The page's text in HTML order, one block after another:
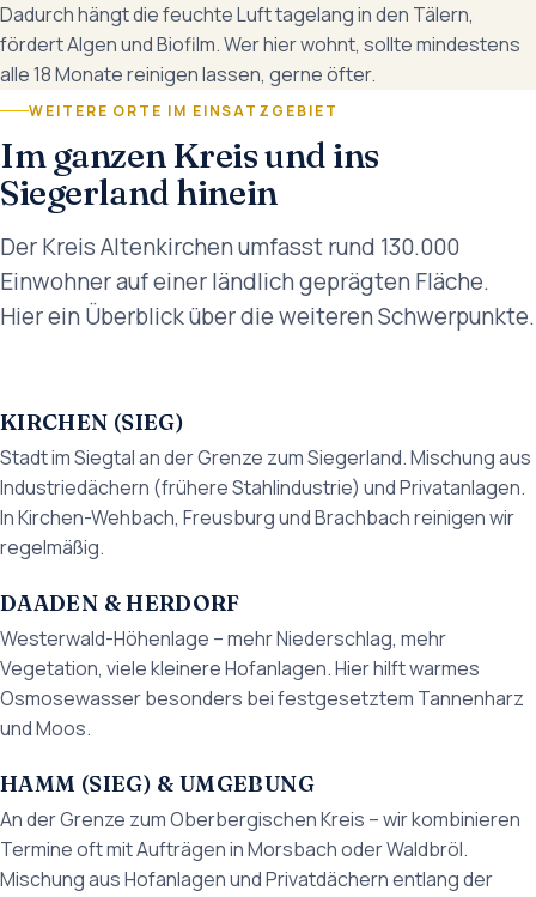
Dadurch hängt die feuchte Luft tagelang in den Tälern,
fördert Algen und Biofilm. Wer hier wohnt, sollte mindestens
alle 18 Monate reinigen lassen, gerne öfter.
WEITERE ORTE IM EINSATZGEBIET
Im ganzen Kreis und ins
Siegerland hinein
Der Kreis Altenkirchen umfasst rund 130.000
Einwohner auf einer ländlich geprägten Fläche.
Hier ein Überblick über die weiteren Schwerpunkte.
KIRCHEN (SIEG)
Stadt im Siegtal an der Grenze zum Siegerland. Mischung aus
Industriedächern (frühere Stahlindustrie) und Privatanlagen.
In Kirchen-Wehbach, Freusburg und Brachbach reinigen wir
regelmäßig.
DAADEN & HERDORF
Westerwald-Höhenlage – mehr Niederschlag, mehr
Vegetation, viele kleinere Hofanlagen. Hier hilft warmes
Osmosewasser besonders bei festgesetztem Tannenharz
und Moos.
HAMM (SIEG) & UMGEBUNG
An der Grenze zum Oberbergischen Kreis – wir kombinieren
Termine oft mit Aufträgen in Morsbach oder Waldbröl.
Mischung aus Hofanlagen und Privatdächern entlang der